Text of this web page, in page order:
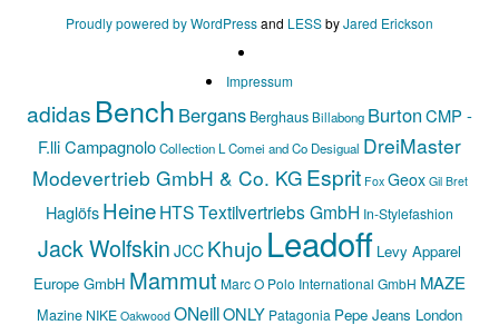
Proudly powered by WordPressand LESSbyJared Erickson
Impressum
adidas Bench Bergans Berghaus Billabong BurtonCMP -
F.lli CampagnoloCollection L Comei and Co Desigual DreiMaster
Modevertrieb GmbH & Co. KG Esprit Fox Geox Gil Bret
HaglöfsHeineHTS Textilvertriebs GmbH In-Stylefashion
Jack Wolfskin JCC Khujo Leadoff Levy Apparel
Europe GmbH Mammut Marc O Polo International GmbH MAZE
Mazine NIKE Oakwood ONeillONLY Patagonia Pepe Jeans London